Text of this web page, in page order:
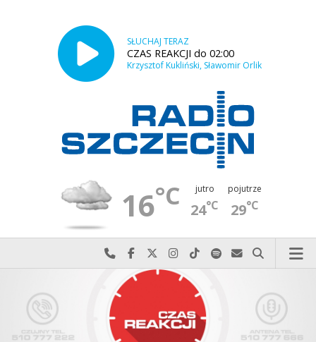
SŁUCHAJ TERAZ
CZAS REAKCJI do 02:00
Krzysztof Kukliński, Sławomir Orlik
16°C jutro
24°C
pojutrze
29°C
Najlepiej po prostu do nas zadzwoń
Odwiedź nas na Facebook-u
Odwiedź nas na X
Odwiedź nas na Instagram-ie
Odwiedź nas na TikTok-u
Szukaj nas na Spotify
Wyślij do nas
Szukaj